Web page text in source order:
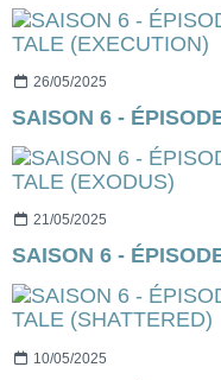
26/05/2025
21/05/2025
10/05/2025